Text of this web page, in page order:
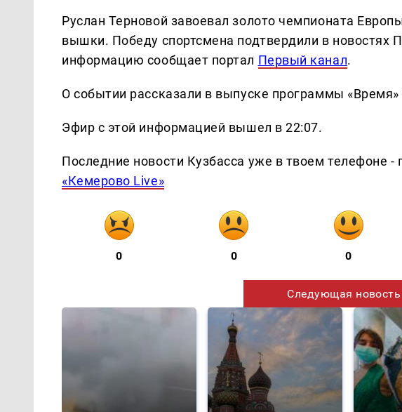
Руслан Терновой завоевал золото чемпионата
вышки. Победу спортсмена подтвердили в новостях
информацию сообщает портал Первый канал.
О событии рассказали в выпуске программы «Время»
Эфир с этой информацией вышел в 22:07.
Последние новости Кузбасса уже в твоем телефоне -
«Кемерово Live»
0 0 0
Следующая новость